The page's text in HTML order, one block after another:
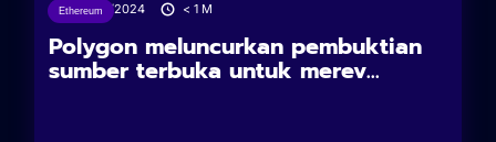
Ethereum
09/02/2024 < 1 M
Polygon meluncurkan pembuktian
sumber terbuka untuk merev...